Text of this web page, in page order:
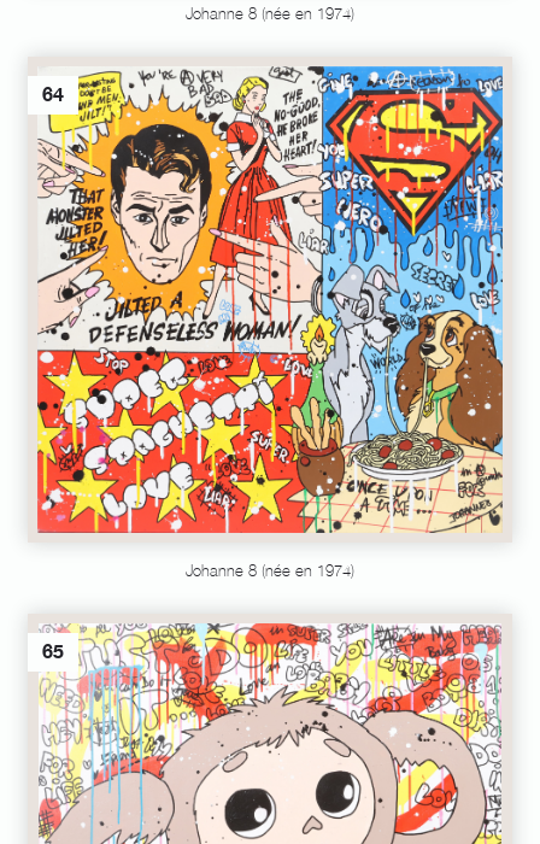
Johanne 8 (née en 1974)
64
Johanne 8 (née en 1974)
65